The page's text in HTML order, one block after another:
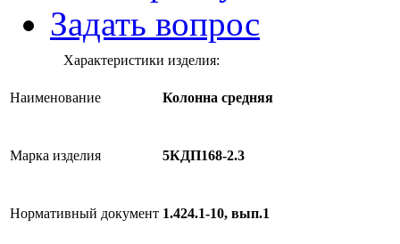
Задать вопрос
Характеристики изделия:
Наименование Колонна средняя
Марка изделия 5КДП168-2.3
Нормативный документ 1.424.1-10, вып.1